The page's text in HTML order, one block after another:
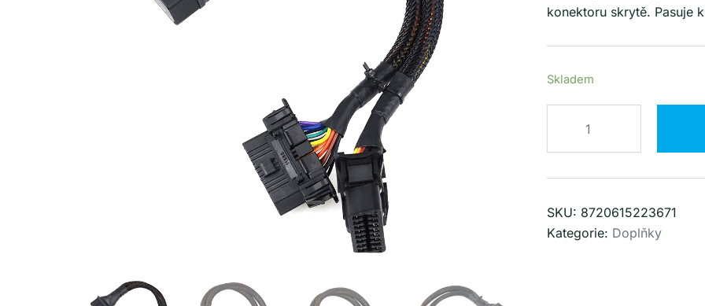
konektoru skrytě. Pasuje
Skladem
-
rozdvojka
množství
SKU: 8720615223671
Kategorie: Doplňky